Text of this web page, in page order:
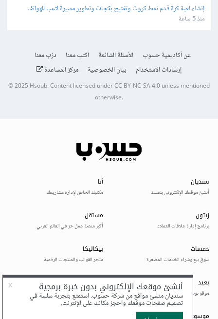
إنشاء لعبة كرة قدم نمط كروت وتفتيح بكجات وتطوير مسيرة لاعب للهواتف
منذ 5 ساعة
عن أكاديمية حسوب الأسئلة الشائعة اكتب معنا
درّب معنا
إرشادات الاستخدام
بيان الخصوصية مركز المساعدة
© 2025 Hsoub.Content licensed underCC BY-NC-SA 4.0unless mentioned
otherwise.